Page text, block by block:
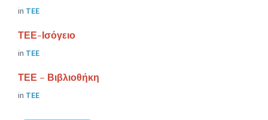
in ΤΕΕ
ΤΕΕ-Ισόγειο
in ΤΕΕ
ΤΕΕ – Βιβλιοθήκη
in ΤΕΕ